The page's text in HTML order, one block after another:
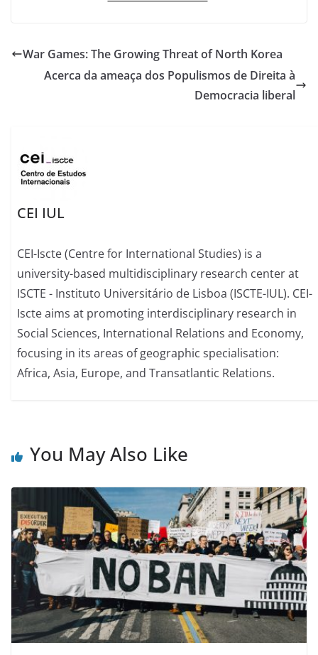
War Games: The Growing Threat of North Korea
Acerca da ameaça dos Populismos de Direita à
Democracia liberal
CEI IUL
CEI-Iscte (Centre for International Studies) is a
university-based multidisciplinary research center at
ISCTE - Instituto Universitário de Lisboa (ISCTE-IUL). CEI-
Iscte aims at promoting interdisciplinary research in
Social Sciences, International Relations and Economy,
focusing in its areas of geographic specialisation:
Africa, Asia, Europe, and Transatlantic Relations.
You May Also Like